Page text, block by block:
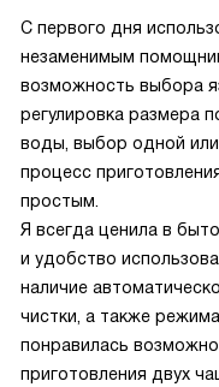
С первого дня
незаменимым
возможность выбора
регулировка размера
воды, выбор одной
процесс
простым.
Я всегда ценила в
и удобство
наличие
чистки, а также
понравилась
приготовления двух